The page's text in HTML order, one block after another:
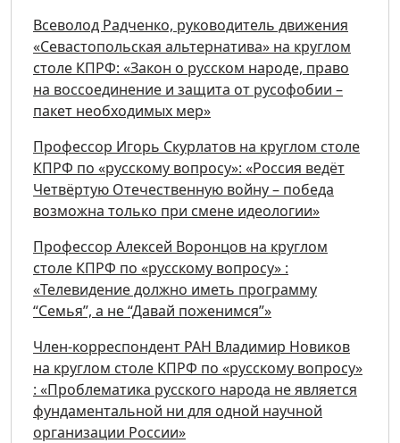
Всеволод Радченко, руководитель движения
«Севастопольская альтернатива» на круглом
столе КПРФ: «Закон о русском народе, право
на воссоединение и защита от русофобии –
пакет необходимых мер»
Профессор Игорь Скурлатов на круглом столе
КПРФ по «русскому вопросу»: «Россия ведёт
Четвёртую Отечественную войну – победа
возможна только при смене идеологии»
Профессор Алексей Воронцов на круглом
столе КПРФ по «русскому вопросу» :
«Телевидение должно иметь программу
“Семья”, а не “Давай поженимся”»
Член-корреспондент РАН Владимир Новиков
на круглом столе КПРФ по «русскому вопросу»
: «Проблематика русского народа не является
фундаментальной ни для одной научной
организации России»